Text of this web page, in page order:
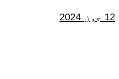
12 جون 2024